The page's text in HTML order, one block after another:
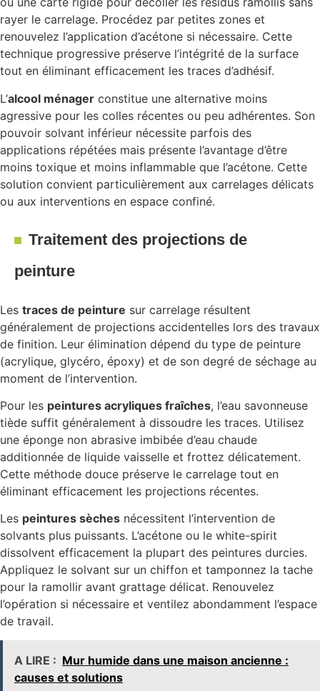
rayer le carrelage. Procédez par petites zones et
renouvelez l’application d’acétone si nécessaire. Cette
technique progressive préserve l’intégrité de la surface
tout en éliminant efficacement les traces d’adhésif.
L’alcool ménager constitue une alternative moins
agressive pour les colles récentes ou peu adhérentes. Son
pouvoir solvant inférieur nécessite parfois des
applications répétées mais présente l’avantage d’être
moins toxique et moins inflammable que l’acétone. Cette
solution convient particulièrement aux carrelages délicats
ou aux interventions en espace confiné.
Traitement des projections de
peinture
Les traces de peinture sur carrelage résultent
généralement de projections accidentelles lors des travaux
de finition. Leur élimination dépend du type de peinture
(acrylique, glycéro, époxy) et de son degré de séchage au
moment de l’intervention.
Pour les peintures acryliques fraîches, l’eau savonneuse
tiède suffit généralement à dissoudre les traces. Utilisez
une éponge non abrasive imbibée d’eau chaude
additionnée de liquide vaisselle et frottez délicatement.
Cette méthode douce préserve le carrelage tout en
éliminant efficacement les projections récentes.
Les peintures sèches nécessitent l’intervention de
solvants plus puissants. L’acétone ou le white-spirit
dissolvent efficacement la plupart des peintures durcies.
Appliquez le solvant sur un chiffon et tamponnez la tache
pour la ramollir avant grattage délicat. Renouvelez
l’opération si nécessaire et ventilez abondamment l’espace
de travail.
A LIRE : Mur humide dans une maison ancienne :
causes et solutions